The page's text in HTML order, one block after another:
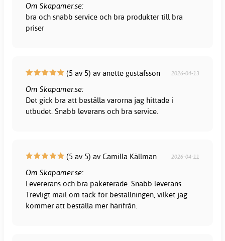
Om Skapamer.se:
bra och snabb service och bra produkter till bra
priser
(5 av 5) av anette gustafsson 2026-04-13
Om Skapamer.se:
Det gick bra att beställa varorna jag hittade i
utbudet. Snabb leverans och bra service.
(5 av 5) av Camilla Källman 2026-04-11
Om Skapamer.se:
Levererans och bra paketerade. Snabb leverans.
Trevligt mail om tack för beställningen, vilket jag
kommer att beställa mer härifrån.